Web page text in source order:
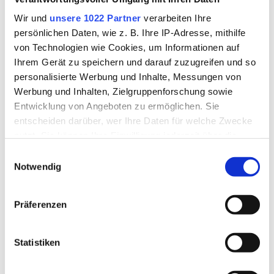
Wir und unsere 1022 Partner verarbeiten Ihre
persönlichen Daten, wie z. B. Ihre IP-Adresse, mithilfe
von Technologien wie Cookies, um Informationen auf
Ihrem Gerät zu speichern und darauf zuzugreifen und so
personalisierte Werbung und Inhalte, Messungen von
Werbung und Inhalten, Zielgruppenforschung sowie
Entwicklung von Angeboten zu ermöglichen. Sie
entscheiden darüber, wer Ihre Daten für welche Zwecke
Trigger Symbol ändern oder widerrufen
Informationen über Ihre geografische Lage erfassen,
Ihr Gerät durch aktives Scannen nach bestimmten
Notwendig
Präferenzen
Statistiken
Gehirnerschütterung
Visuelle Auffälligkeiten
nach einer
Gehirnerschütterung
Gehirnerschütterungen im
Sport oder durch Unfall
Bei Gehirnerschütterungen
eines Schädel-Hirn-Traumas.
Sport oder im Strassenverkehr